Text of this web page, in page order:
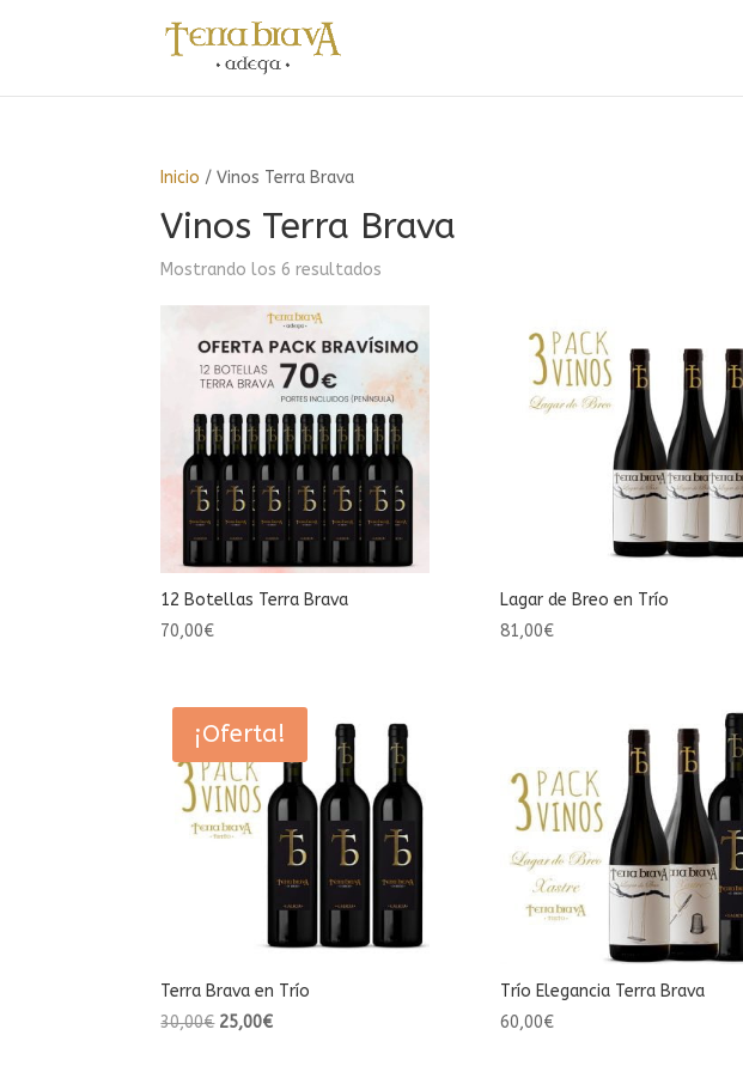
Inicio / Vinos Terra Brava
Vinos Terra Brava
Mostrando los 6 resultados
12 Botellas Terra Brava
70,00€
Lagar de Breo en Trío
81,00€
¡Oferta!
Terra Brava en Trío
30,00€ El
25,00€El
Trío Elegancia Terra Brava
60,00€